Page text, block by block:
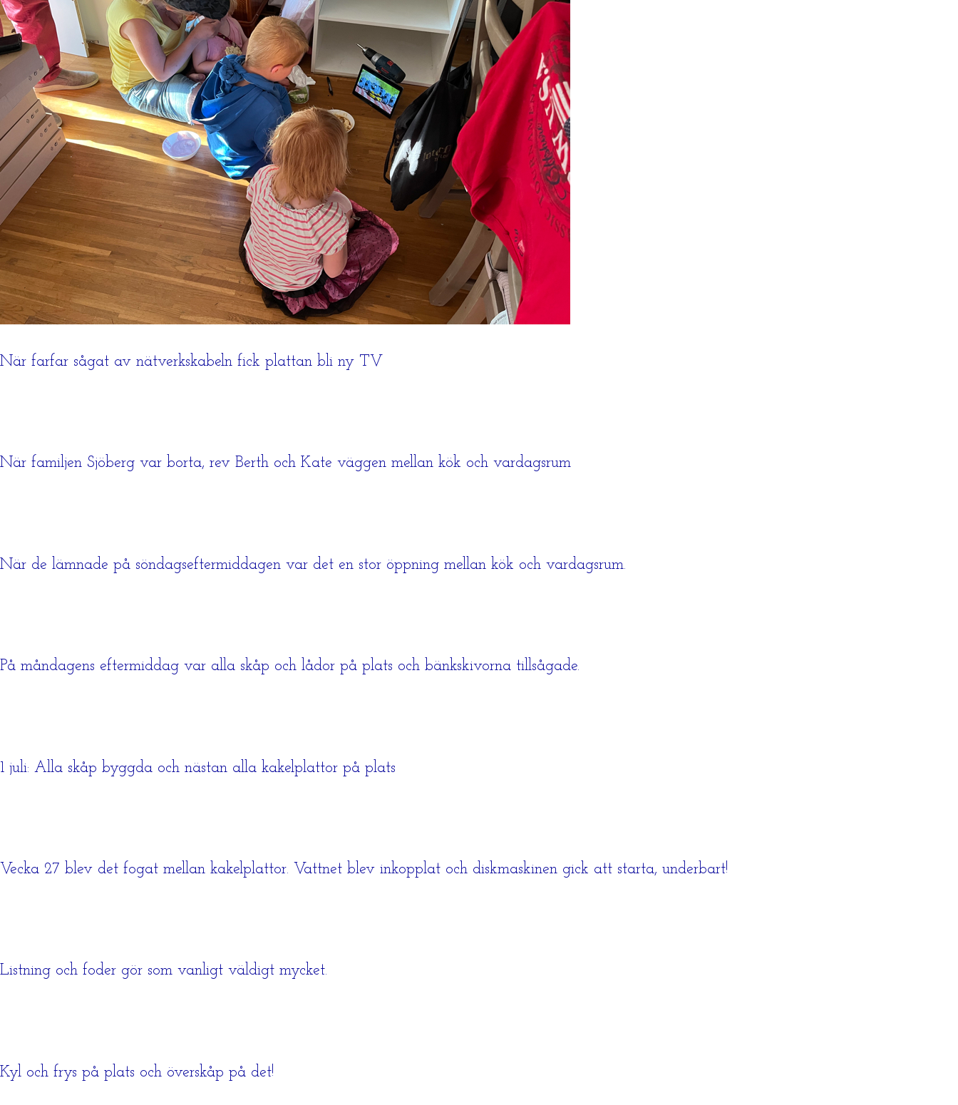
När farfar sågat av nätverkskabeln fick plattan bli ny TV
När familjen Sjöberg var borta, rev Berth och Kate väggen mellan kök och vardagsrum
När de lämnade på söndagseftermiddagen var det en stor öppning mellan kök och vardagsrum.
På måndagens eftermiddag var alla skåp och lådor på plats och bänkskivorna tillsågade.
1 juli: Alla skåp byggda och nästan alla kakelplattor på plats
Vecka 27 blev det fogat mellan kakelplattor. Vattnet blev inkopplat och diskmaskinen gick att starta, underbart!
Listning och foder gör som vanligt väldigt mycket.
Kyl och frys på plats och överskåp på det!